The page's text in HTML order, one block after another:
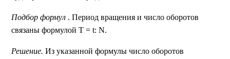
Подбор формул . Период вращения и число оборотов
связаны формулой Т = t: N.
Решение. Из указанной формулы число оборотов